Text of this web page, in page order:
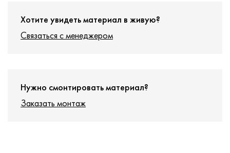
Хотите увидеть материал в живую?
Связаться с менеджером
Нужно смонтировать материал?
Заказать монтаж